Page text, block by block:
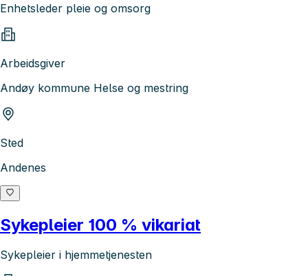
Enhetsleder pleie og omsorg
Arbeidsgiver
Andøy kommune Helse og mestring
Sted
Andenes
Sykepleier 100 % vikariat
Sykepleier i hjemmetjenesten